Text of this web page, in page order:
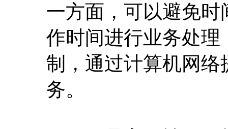
一方面，可以避免
作时间进行业务处
制，通过计算机网
务。